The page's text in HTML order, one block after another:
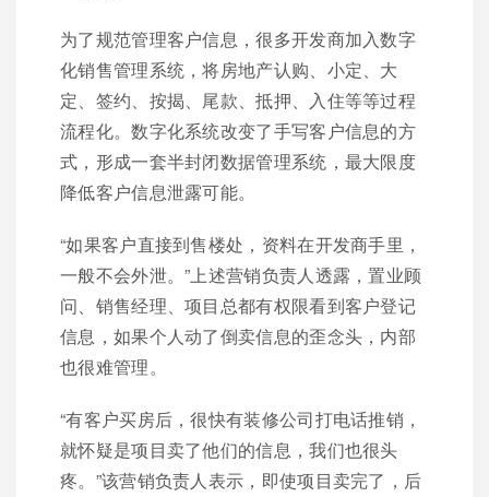
为了规范管理客户信息，很多开发商加入数字
化销售管理系统，将房地产认购、小定、大
定、签约、按揭、尾款、抵押、入住等等过程
流程化。数字化系统改变了手写客户信息的方
式，形成一套半封闭数据管理系统，最大限度
降低客户信息泄露可能。
“如果客户直接到售楼处，资料在开发商手里，
一般不会外泄。”上述营销负责人透露，置业顾
问、销售经理、项目总都有权限看到客户登记
信息，如果个人动了倒卖信息的歪念头，内部
也很难管理。
“有客户买房后，很快有装修公司打电话推销，
就怀疑是项目卖了他们的信息，我们也很头
疼。”该营销负责人表示，即使项目卖完了，后